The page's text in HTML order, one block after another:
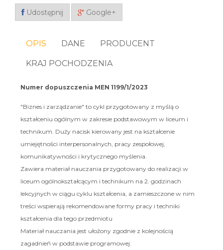
Udostępnij Google+
OPIS DANE PRODUCENT
KRAJ POCHODZENIA
Numer dopuszczenia MEN 1199/1/2023
"Biznes i zarządzanie" to cykl przygotowany z myślą o
kształceniu ogólnym w zakresie podstawowym w liceum i
technikum. Duży nacisk kierowany jest na kształcenie
umiejętności interpersonalnych, pracy zespołowej,
komunikatywności i krytycznego myślenia.
Zawiera materiał nauczania przygotowany do realizacji w
liceum ogólnokształcącym i technikum na 2. godzinach
lekcyjnych w ciągu cyklu kształcenia, a zamieszczone w nim
treści wspierają rekomendowane formy pracy i techniki
kształcenia dla tego przedmiotu
Materiał nauczania jest ułożony zgodnie z kolejnością
zagadnień w podstawie programowej.